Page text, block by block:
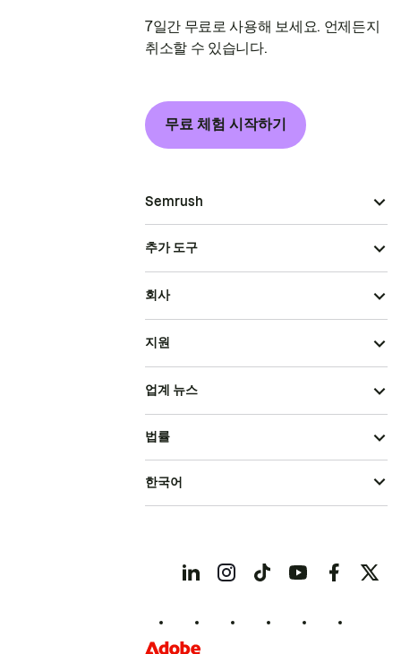
7일간 무료로 사용해 보세요. 언제든지
취소할 수 있습니다.
무료 체험 시작하기
Semrush
추가 도구
회사
지원
업계 뉴스
법률
한국어